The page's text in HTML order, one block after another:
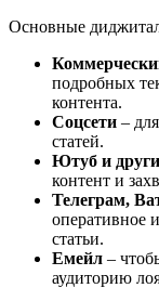
Основные
подробных
контента.
Соцсети –
статей.
Ютуб и
контент и
Телеграм,
оперативное
статьи.
Емейл –
аудиторию